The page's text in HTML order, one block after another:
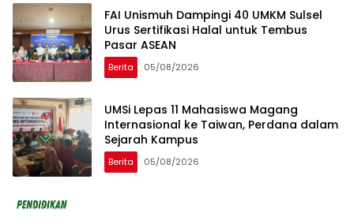
FAI Unismuh Dampingi 40 UMKM Sulsel
Urus Sertifikasi Halal untuk Tembus
Pasar ASEAN
Berita 05/08/2026
UMSi Lepas 11 Mahasiswa Magang
Internasional ke Taiwan, Perdana dalam
Sejarah Kampus
Berita 05/08/2026